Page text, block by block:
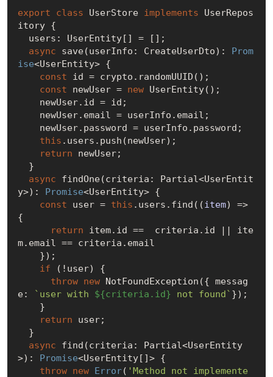
export class UserStore implements UserRepos
itory {
async save(userInfo: CreateUserDto):
Prom
ise<UserEntity> {
const id = crypto.randomUUID();
const newUser = new UserEntity();
this .users.push(newUser);
return newUser;
async findOne(criteria: Partial<UserEntit
y>):
Promise<UserEntity> {
const user = this .users.find( (item) =>
{
return item.id ==  criteria.id || ite
m.email == criteria.email
if (!user) {
throw new NotFoundException({ messag
e:
`user with ${criteria.id} not found` });
return user;
async find(criteria: Partial<UserEntity
>):
Promise<UserEntity[]> {
throw new Error( 'Method not implemente